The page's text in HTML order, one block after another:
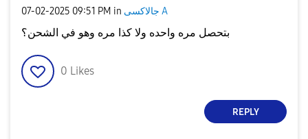
‎07-02-2025 09:51 PM in جالاكسى A
بتحصل مره واحده ولا كذا مره وهو في الشحن؟
0 Likes
REPLY